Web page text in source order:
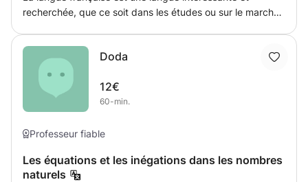
recherchée, que ce soit dans les études ou sur le marché
phonétique et l'écriture de la langue française, tout ce qui
touche à la langue, que ce soit pour les enfants ou les
adultes, ainsi que les cours de base et de renforcement,
et les différentes étapes pédagogiques.
Doda
12€
60-min.
Professeur fiable
Les équations et les inégations dans les nombres
naturels